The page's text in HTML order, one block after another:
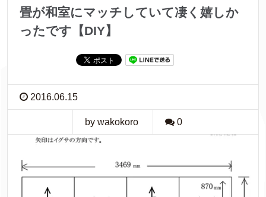
畳が和室にマッチしていて凄く嬉しか
ったです【DIY】
2016.06.15
by wakokoro 0